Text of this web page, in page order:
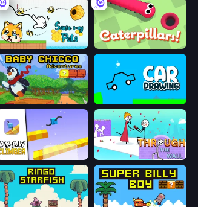
Save My Pets Caterpillars
Baby Chicco Adventures Car Drawing Game
Draw Climber Through the Wall